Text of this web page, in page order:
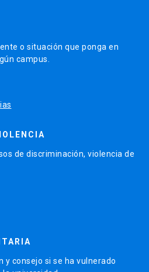
o situación que ponga en
campus.
de discriminación, violencia de
consejo si se ha vulnerado